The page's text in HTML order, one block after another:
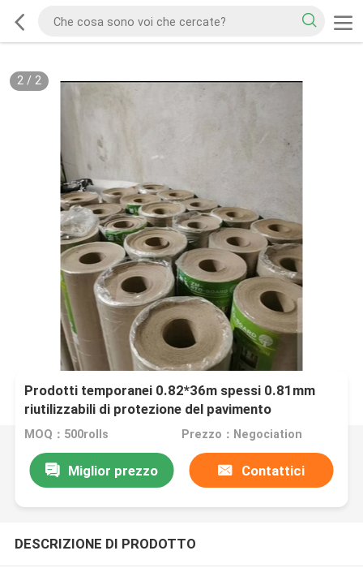
2/ 2
Prodotti temporanei 0.82*36m spessi 0.81mm
riutilizzabili di protezione del pavimento
MOQ：500rolls Prezzo：Negociation
Miglior prezzo Contattici
DESCRIZIONE DI PRODOTTO